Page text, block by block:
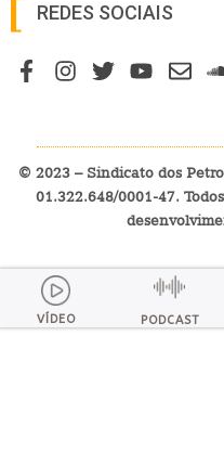
REDES SOCIAIS
© 2023 – Sindicato dos
01.322.648/0001-47.
VÍDEO PODCAST